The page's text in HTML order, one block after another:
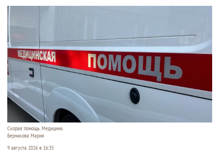
Скорая помощь. Медицина.
Берникова Мария
9 августа 2026 в 16:35